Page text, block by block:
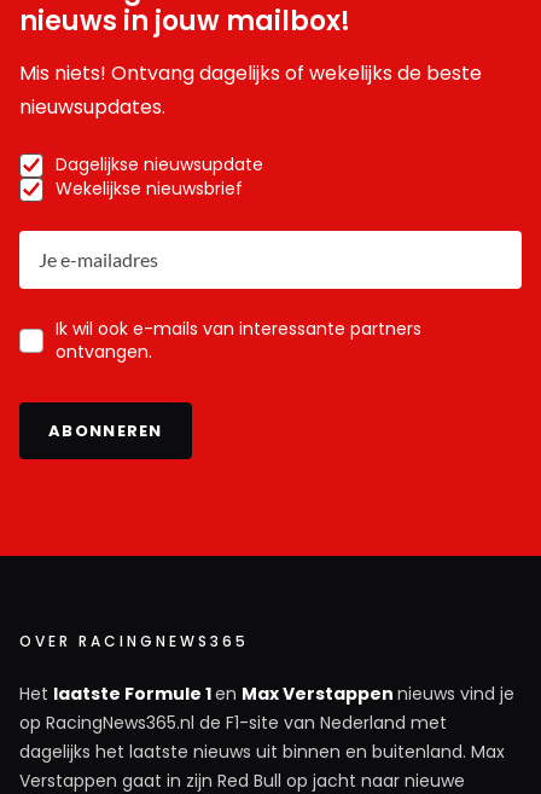
nieuws in jouw mailbox!
Mis niets! Ontvang dagelijks of wekelijks de beste
nieuwsupdates.
Dagelijkse nieuwsupdate
Wekelijkse nieuwsbrief
Ik wil ook e-mails van interessante partners
ontvangen.
ABONNEREN
OVER RACINGNEWS365
Het laatste Formule 1en Max Verstappen nieuws vind je
op RacingNews365.nl de F1-site van Nederland met
dagelijks het laatste nieuws uit binnen en buitenland. Max
Verstappen gaat in zijn Red Bull op jacht naar nieuwe